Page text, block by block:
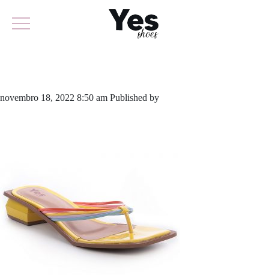
novembro 18, 2022 8:50 am Published by